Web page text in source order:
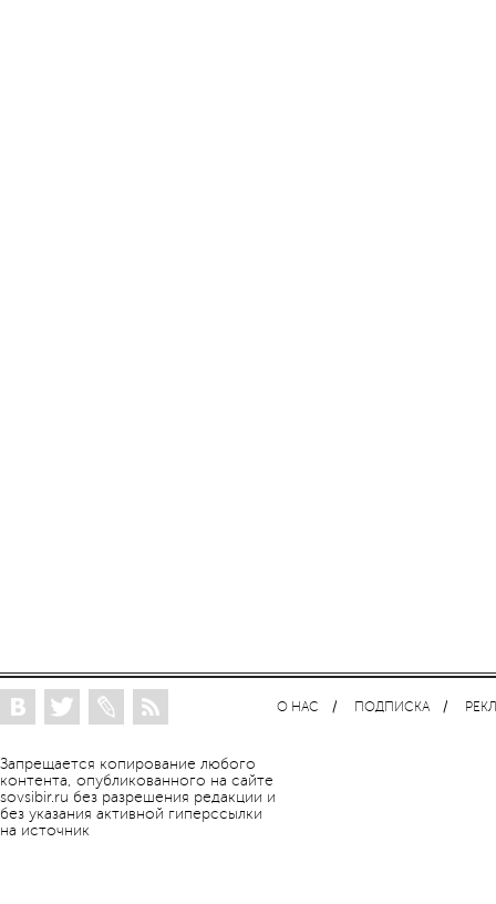
Запрещается копирование любого
контента, опубликованного на сайте
sovsibir.ru без разрешения редакции и
без указания активной гиперссылки
на источник
О НАС ПОДПИСКА